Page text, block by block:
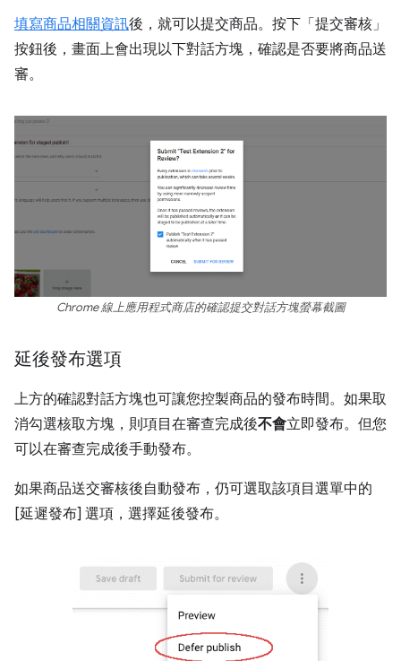
填寫商品相關資訊後，就可以提交商品。按下「提交審核」
按鈕後，畫面上會出現以下對話方塊，確認是否要將商品送
審。
Chrome 線上應用程式商店的確認提交對話方塊螢幕截圖
延後發布選項
上方的確認對話方塊也可讓您控製商品的發布時間。如果取
消勾選核取方塊，則項目在審查完成後不會立即發布。但您
可以在審查完成後手動發布。
如果商品送交審核後自動發布，仍可選取該項目選單中的
[延遲發布] 選項，選擇延後發布。